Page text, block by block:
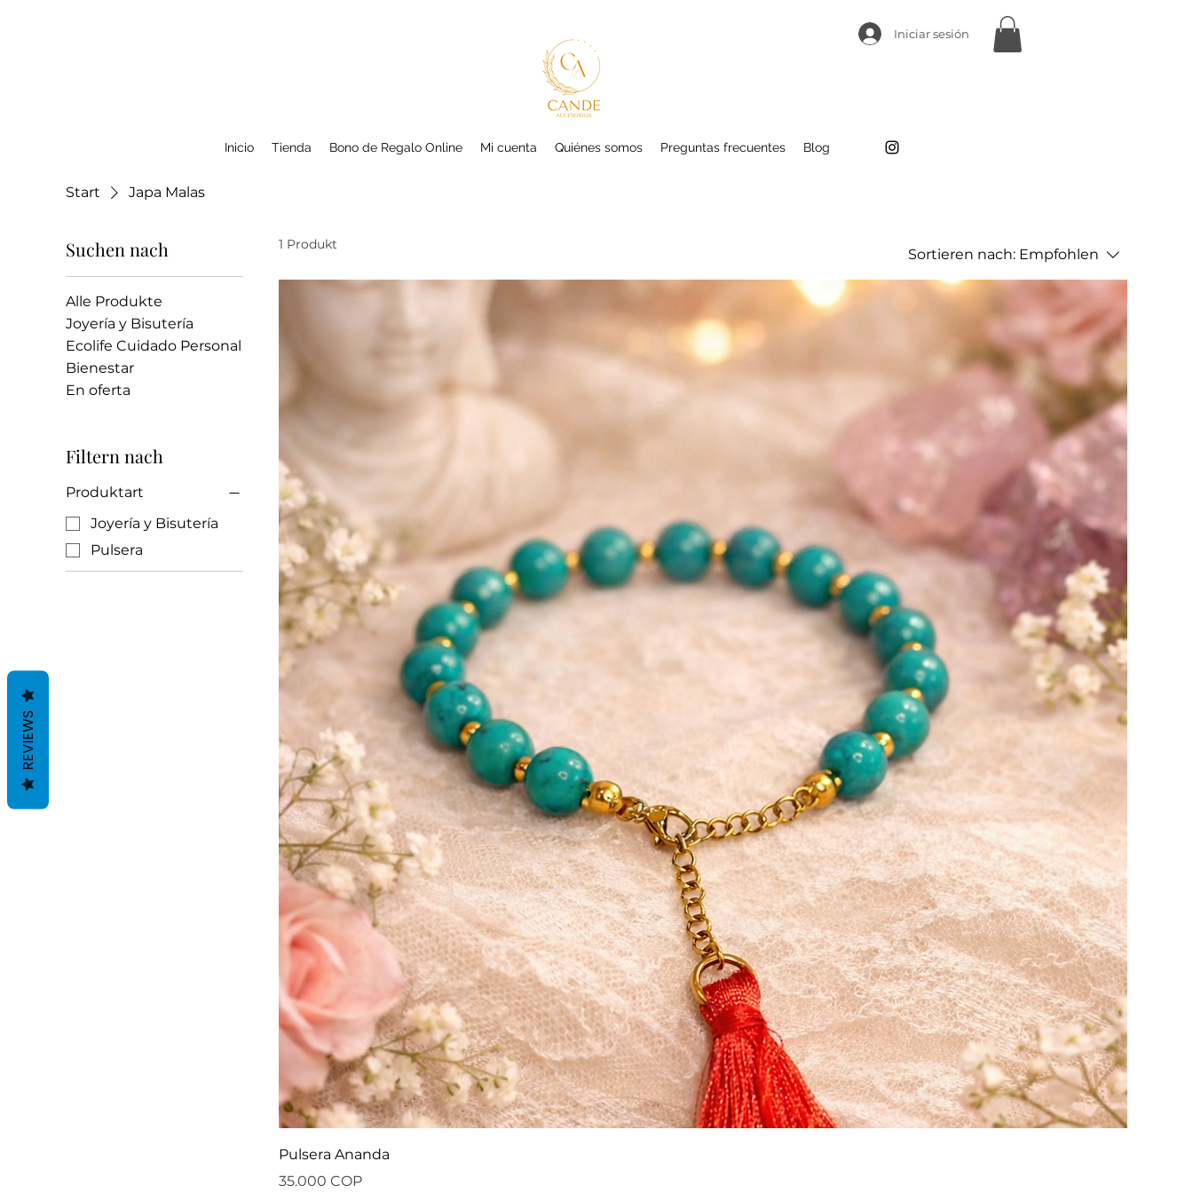
Iniciar sesión
Inicio Tienda Bono de Regalo Online Mi cuenta Quiénes somos Preguntas frecuentes Blog
Start Japa Malas
Suchen nach
Alle Produkte
Joyería y Bisutería
Ecolife Cuidado Personal
Bienestar
En oferta
Filtern nach
Produktart
Joyería y Bisutería
Pulsera
1 Produkt
Sortieren nach: Empfohlen
Pulsera Ananda
Preis
35.000 COP
REVIEWS